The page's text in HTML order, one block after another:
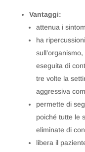
Vantaggi:
attenua i
ha
eseguita di
tre volte la
aggressiva
permette di
poiché tutte le
eliminate di
libera il